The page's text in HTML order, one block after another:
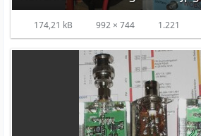
174,21 kB 992 × 744 1.221